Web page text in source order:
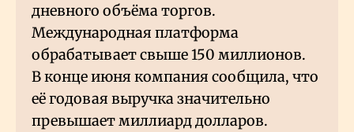
дневного объёма торгов.
Международная платформа
обрабатывает свыше 150 миллионов.
В конце июня компания сообщила, что
её годовая выручка значительно
превышает миллиард долларов.